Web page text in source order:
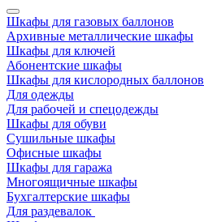
Шкафы для газовых баллонов
Архивные металлические шкафы
Шкафы для ключей
Абонентские шкафы
Шкафы для кислородных баллонов
Для одежды
Для рабочей и спецодежды
Шкафы для обуви
Сушильные шкафы
Офисные шкафы
Шкафы для гаража
Многоящичные шкафы
Бухгалтерские шкафы
Для раздевалок